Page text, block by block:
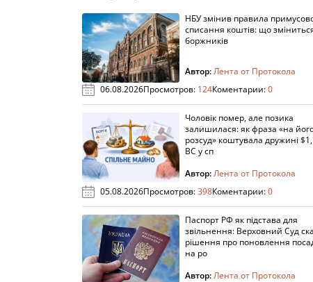
НБУ змінив правила
списання коштів: що
боржників
Автор:Лента от Протокола
06.08.2026Просмотров: 124Коментарии:0
Чоловік помер, але позика
залишилася: як фраза «на
розсуд» коштувала дружині
ВС у сп
Автор:Лента от Протокола
05.08.2026Просмотров:398Коментарии:0
Паспорт РФ як підстава для
звільнення: Верховний Суд
рішення про поновлення
на ро
Автор:Лента от Протокола